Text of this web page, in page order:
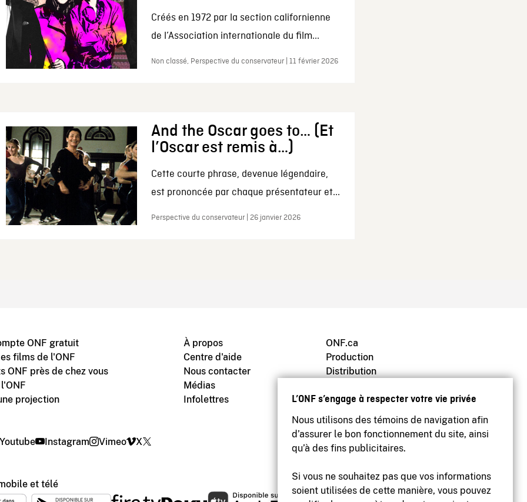
L’ONF s’engage à respecter votre vie privée
Nous utilisons des témoins de navigation afin
d’assurer le bon fonctionnement du site, ainsi
qu’à des fins publicitaires.
Si vous ne souhaitez pas que vos informations
soient utilisées de cette manière, vous pouvez
Créés en 1972 par la section californienne
de l’Association internationale du film...
Non classé, Perspective du conservateur | 11 février 2026
And the Oscar goes to… (Et
l’Oscar est remis à…)
Cette courte phrase, devenue légendaire,
est prononcée par chaque présentateur et...
Perspective du conservateur | 26 janvier 2026
ONF gratuit
films de l'ONF
ONF près de chez vous
projection
À propos
Centre d'aide
Nous contacter
Médias
Infolettres
ONF.ca
Production
Distribution
Archives
Youtube Instagram Vimeo X
et télé